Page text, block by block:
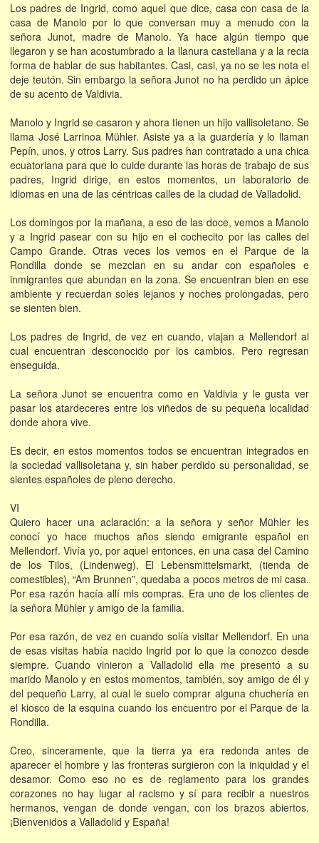
Los padres de Ingrid, como aquel que dice, casa con casa de la
casa de Manolo por lo que conversan muy a menudo con la
señora Junot, madre de Manolo. Ya hace algún tiempo que
llegaron y se han acostumbrado a la llanura castellana y a la recia
forma de hablar de sus habitantes. Casi, casi, ya no se les nota el
deje teutón. Sin embargo la señora Junot no ha perdido un ápice
de su acento de Valdivia.
Manolo y Ingrid se casaron y ahora tienen un hijo vallisoletano. Se
llama José Larrinoa Mühler. Asiste ya a la guardería y lo llaman
Pepín, unos, y otros Larry. Sus padres han contratado a una chica
ecuatoriana para que lo cuide durante las horas de trabajo de sus
padres, Ingrid dirige, en estos momentos, un laboratorio de
idiomas en una de las céntricas calles de la ciudad de Valladolid.
Los domingos por la mañana, a eso de las doce, vemos a Manolo
y a Ingrid pasear con su hijo en el cochecito por las calles del
Campo Grande. Otras veces los vemos en el Parque de la
Rondilla donde se mezclan en su andar con españoles e
inmigrantes que abundan en la zona. Se encuentran bien en ese
ambiente y recuerdan soles lejanos y noches prolongadas, pero
se sienten bien.
Los padres de Ingrid, de vez en cuando, viajan a Mellendorf al
cual encuentran desconocido por los cambios. Pero regresan
enseguida.
La señora Junot se encuentra como en Valdivia y le gusta ver
pasar los atardeceres entre los viñedos de su pequeña localidad
donde ahora vive.
Es decir, en estos momentos todos se encuentran integrados en
la sociedad vallisoletana y, sin haber perdido su personalidad, se
sientes españoles de pleno derecho.
VI
Quiero hacer una aclaración: a la señora y señor Mühler les
conocí yo hace muchos años siendo emigrante español en
Mellendorf. Vivía yo, por aquel entonces, en una casa del Camino
de los Tilos, (Lindenweg). El Lebensmittelsmarkt, (tienda de
comestibles), “Am Brunnen”, quedaba a pocos metros de mi casa.
Por esa razón hacía allí mis compras. Era uno de los clientes de
la señora Mühler y amigo de la familia.
Por esa razón, de vez en cuando solía visitar Mellendorf. En una
de esas visitas había nacido Ingrid por lo que la conozco desde
siempre. Cuando vinieron a Valladolid ella me presentó a su
marido Manolo y en estos momentos, también, soy amigo de él y
del pequeño Larry, al cual le suelo comprar alguna chuchería en
el kiosco de la esquina cuando los encuentro por el Parque de la
Rondilla.
Creo, sinceramente, que la tierra ya era redonda antes de
aparecer el hombre y las fronteras surgieron con la iniquidad y el
desamor. Como eso no es de reglamento para los grandes
corazones no hay lugar al racismo y sí para recibir a nuestros
hermanos, vengan de donde vengan, con los brazos abiertos.
¡Bienvenidos a Valladolid y España!